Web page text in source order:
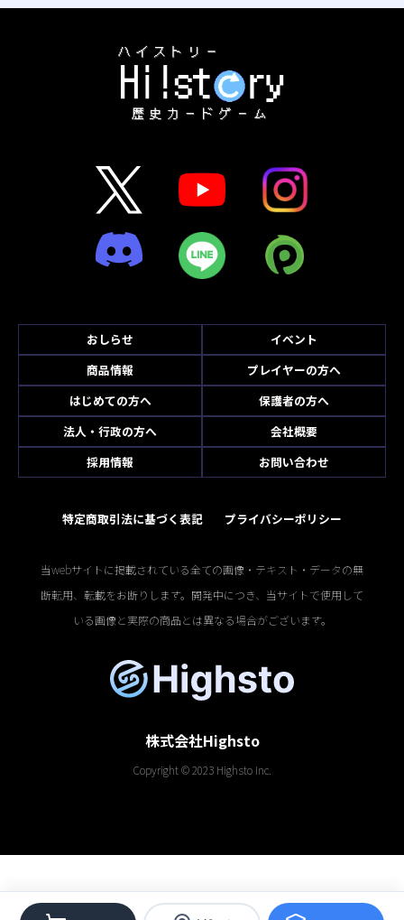
おしらせ
イベント
商品情報
プレイヤーの方へ
はじめての方へ
保護者の方へ
法人・行政の方へ
会社概要
採用情報
お問い合わせ
特定商取引法に基づく表記 プライバシーポリシー
当webサイトに掲載されている全ての画像・テキスト・データの無
断転用、転載をお断りします。開発中につき、当サイトで使用して
いる画像と実際の商品とは異なる場合がございます。
株式会社Highsto
Copyright © 2023 Highsto Inc.